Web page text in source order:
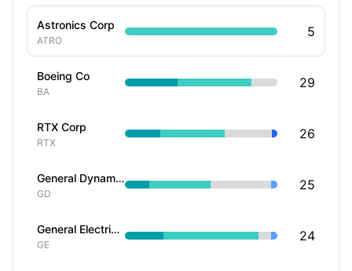
Astronics Corp
ATRO
5
Boeing Co
BA
29
RTX Corp
RTX
26
General Dynamics Corp
GD
25
General Electric Co
GE
24